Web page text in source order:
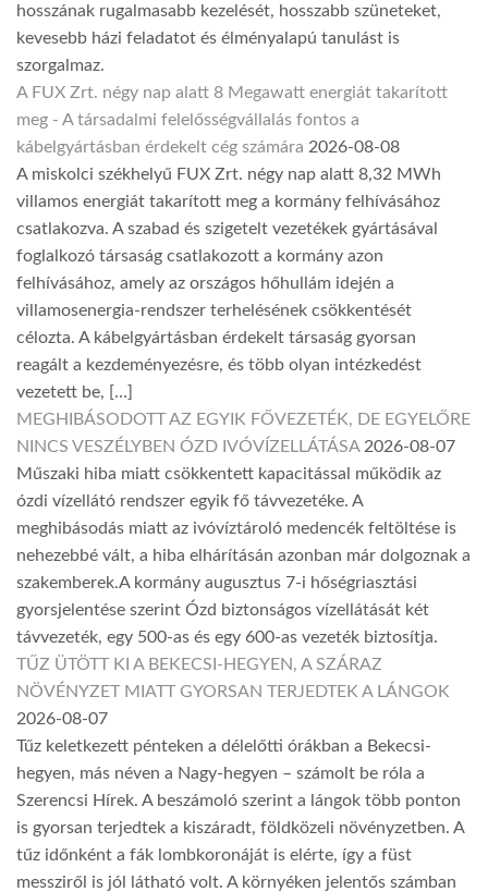
hosszának rugalmasabb kezelését, hosszabb szüneteket,
kevesebb házi feladatot és élményalapú tanulást is
szorgalmaz.
A FUX Zrt. négy nap alatt 8 Megawatt energiát takarított
meg - A társadalmi felelősségvállalás fontos a
kábelgyártásban érdekelt cég számára 2026-08-08
A miskolci székhelyű FUX Zrt. négy nap alatt 8,32 MWh
villamos energiát takarított meg a kormány felhívásához
csatlakozva. A szabad és szigetelt vezetékek gyártásával
foglalkozó társaság csatlakozott a kormány azon
felhívásához, amely az országos hőhullám idején a
villamosenergia-rendszer terhelésének csökkentését
célozta. A kábelgyártásban érdekelt társaság gyorsan
reagált a kezdeményezésre, és több olyan intézkedést
vezetett be, […]
MEGHIBÁSODOTT AZ EGYIK FŐVEZETÉK, DE EGYELŐRE
NINCS VESZÉLYBEN ÓZD IVÓVÍZELLÁTÁSA 2026-08-07
Műszaki hiba miatt csökkentett kapacitással működik az
ózdi vízellátó rendszer egyik fő távvezetéke. A
meghibásodás miatt az ivóvíztároló medencék feltöltése is
nehezebbé vált, a hiba elhárításán azonban már dolgoznak a
szakemberek.A kormány augusztus 7-i hőségriasztási
gyorsjelentése szerint Ózd biztonságos vízellátását két
távvezeték, egy 500-as és egy 600-as vezeték biztosítja.
TŰZ ÜTÖTT KI A BEKECSI-HEGYEN, A SZÁRAZ
NÖVÉNYZET MIATT GYORSAN TERJEDTEK A LÁNGOK
2026-08-07
Tűz keletkezett pénteken a délelőtti órákban a Bekecsi-
hegyen, más néven a Nagy-hegyen – számolt be róla a
Szerencsi Hírek. A beszámoló szerint a lángok több ponton
is gyorsan terjedtek a kiszáradt, földközeli növényzetben. A
tűz időnként a fák lombkoronáját is elérte, így a füst
messziről is jól látható volt. A környéken jelentős számban